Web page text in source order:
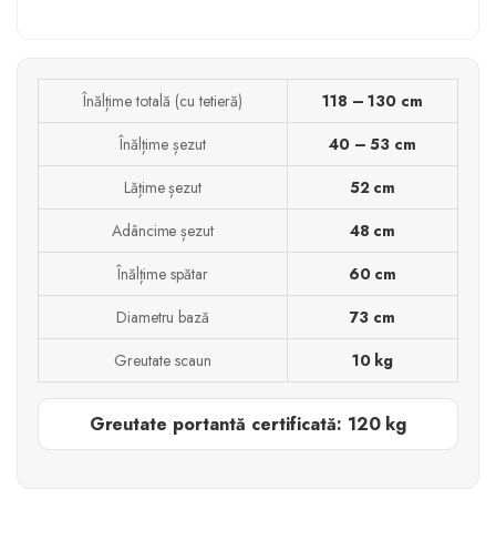
Înălțime totală (cu tetieră)
118 – 130 cm
Înălțime șezut
40 – 53 cm
Lățime șezut
52 cm
Adâncime șezut
48 cm
Înălțime spătar
60 cm
Diametru bază
73 cm
Greutate scaun
10 kg
Greutate portantă certificată: 120 kg